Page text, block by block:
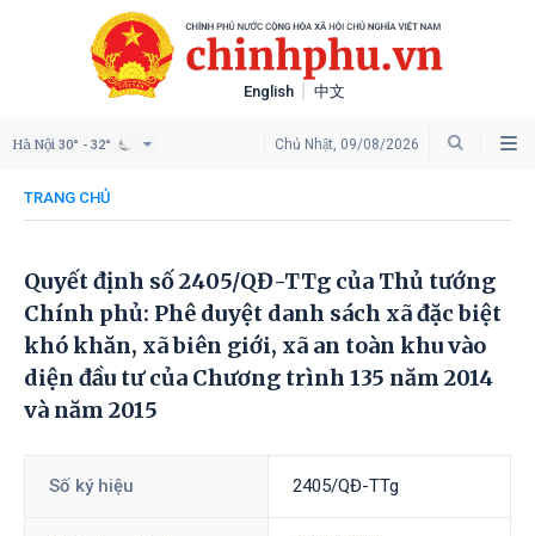
English 中文
Chủ Nhật, 09/08/2026
Hà Nội 30° - 32°
TRANG CHỦ
Quyết định số 2405/QĐ-TTg của Thủ tướng
Chính phủ: Phê duyệt danh sách xã đặc biệt
khó khăn, xã biên giới, xã an toàn khu vào
diện đầu tư của Chương trình 135 năm 2014
và năm 2015
Số ký hiệu 2405/QĐ-TTg